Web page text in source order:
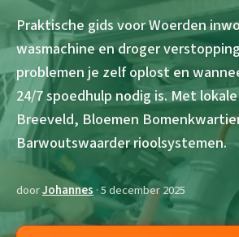
Praktische gids voor Woerden
wasmachine en droger
problemen je zelf oplost en
24/7 spoedhulp nodig is. Met
Breeveld, Bloemen
Barwoutswaarder rioolsystemen.
doorJohannes · 5 december 2025